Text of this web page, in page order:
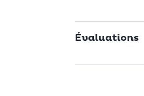
Évaluations